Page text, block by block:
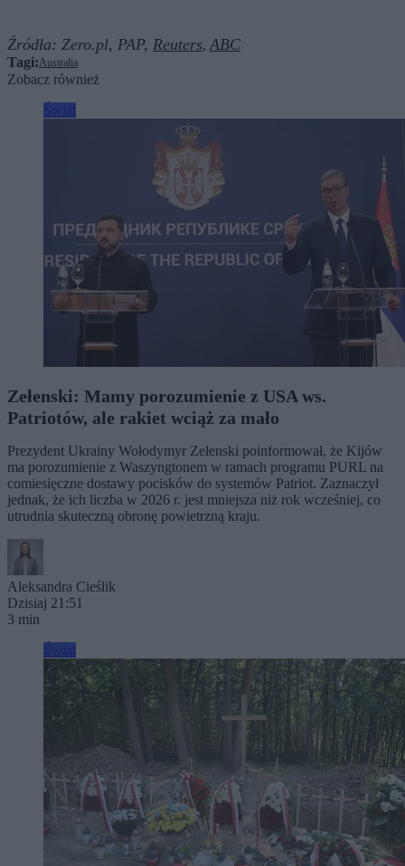
Źródła: Zero.pl, PAP, Reuters, ABC
Tagi:Australia
Zobacz również
Zełenski: Mamy porozumienie z USA ws.
Patriotów, ale rakiet wciąż za mało
Prezydent Ukrainy Wołodymyr Zełenski poinformował, że Kijów
ma porozumienie z Waszyngtonem w ramach programu PURL na
comiesięczne dostawy pocisków do systemów Patriot. Zaznaczył
jednak, że ich liczba w 2026 r. jest mniejsza niż rok wcześniej, co
utrudnia skuteczną obronę powietrzną kraju.
Aleksandra Cieślik
Dzisiaj 21:51
3 min